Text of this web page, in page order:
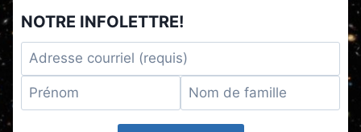
NOTRE INFOLETTRE!